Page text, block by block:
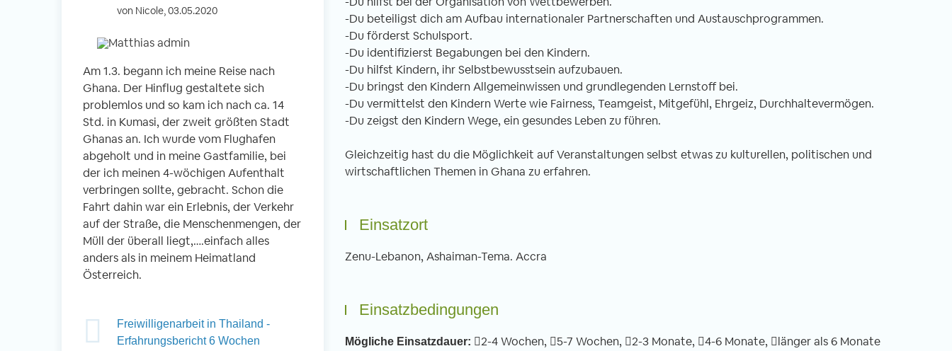
von Nicole, 03.05.2020
Am 1.3. begann ich meine Reise nach
Ghana. Der Hinflug gestaltete sich
problemlos und so kam ich nach ca. 14
Std. in Kumasi, der zweit größten Stadt
Ghanas an. Ich wurde vom Flughafen
abgeholt und in meine Gastfamilie, bei
der ich meinen 4-wöchigen Aufenthalt
verbringen sollte, gebracht. Schon die
Fahrt dahin war ein Erlebnis, der Verkehr
auf der Straße, die Menschenmengen, der
Müll der überall liegt,….einfach alles
anders als in meinem Heimatland
Österreich.
Freiwilligenarbeit in Thailand -
Erfahrungsbericht 6 Wochen
-Du beteiligst dich am Aufbau internationaler Partnerschaften und Austauschprogrammen.
-Du förderst Schulsport.
-Du identifizierst Begabungen bei den Kindern.
-Du hilfst Kindern, ihr Selbstbewusstsein aufzubauen.
-Du bringst den Kindern Allgemeinwissen und grundlegenden Lernstoff bei.
-Du vermittelst den Kindern Werte wie Fairness, Teamgeist, Mitgefühl, Ehrgeiz, Durchhaltevermögen.
-Du zeigst den Kindern Wege, ein gesundes Leben zu führen.
Gleichzeitig hast du die Möglichkeit auf Veranstaltungen selbst etwas zu kulturellen, politischen und
wirtschaftlichen Themen in Ghana zu erfahren.
Einsatzort
Zenu-Lebanon, Ashaiman-Tema. Accra
Einsatzbedingungen
Mögliche Einsatzdauer: 2-4 Wochen, 5-7 Wochen, 2-3 Monate, 4-6 Monate, länger als 6 Monate